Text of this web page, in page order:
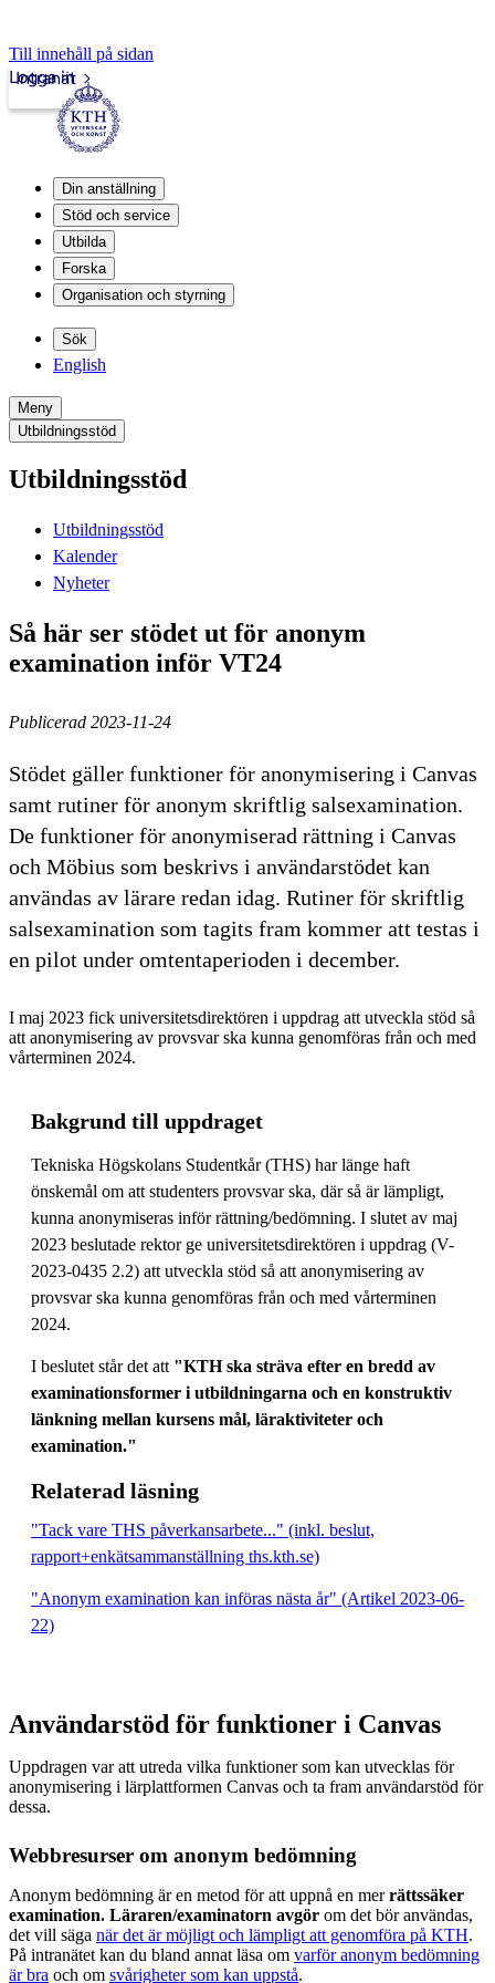
Till innehåll på sidan
Intranät
Logga in
Din anställning
Stöd och service
Utbilda
Forska
Organisation och styrning
Sök
English
Meny
Utbildningsstöd
Utbildningsstöd
Utbildningsstöd
Kalender
Nyheter
Så här ser stödet ut för anonym
examination inför VT24
Publicerad 2023-11-24
Stödet gäller funktioner för anonymisering i Canvas
samt rutiner för anonym skriftlig salsexamination.
De funktioner för anonymiserad rättning i Canvas
och Möbius som beskrivs i användarstödet kan
användas av lärare redan idag. Rutiner för skriftlig
salsexamination som tagits fram kommer att testas i
en pilot under omtentaperioden i december.
I maj 2023 fick universitetsdirektören i uppdrag att utveckla stöd så
att anonymisering av provsvar ska kunna genomföras från och med
vårterminen 2024.
Bakgrund till uppdraget
Tekniska Högskolans Studentkår (THS) har länge haft
önskemål om att studenters provsvar ska, där så är lämpligt,
kunna anonymiseras inför rättning/bedömning. I slutet av maj
2023 beslutade rektor ge universitetsdirektören i uppdrag (V-
2023-0435 2.2) att utveckla stöd så att anonymisering av
provsvar ska kunna genomföras från och med vårterminen
2024.
I beslutet står det att "KTH ska sträva efter en bredd av
examinationsformer i utbildningarna och en konstruktiv
länkning mellan kursens mål, läraktiviteter och
examination."
Relaterad läsning
"Tack vare THS påverkansarbete..." (inkl. beslut,
rapport+enkätsammanställning ths.kth.se)
"Anonym examination kan införas nästa år" (Artikel 2023-06-
22)
Användarstöd för funktioner i Canvas
Uppdragen var att utreda vilka funktioner som kan utvecklas för
anonymisering i lärplattformen Canvas och ta fram användarstöd för
dessa.
Webbresurser om anonym bedömning
Anonym bedömning är en metod för att uppnå en merrättssäker
examination. Läraren/examinatorn avgör om det bör användas,
det vill säga när det är möjligt och lämpligt att genomföra på KTH.
På intranätet kan du bland annat läsa om varför anonym bedömning
är bra och om svårigheter som kan uppstå.